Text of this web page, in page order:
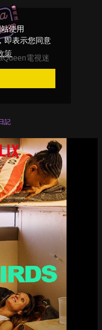
使用
即表示您同意
策
電視迷
記